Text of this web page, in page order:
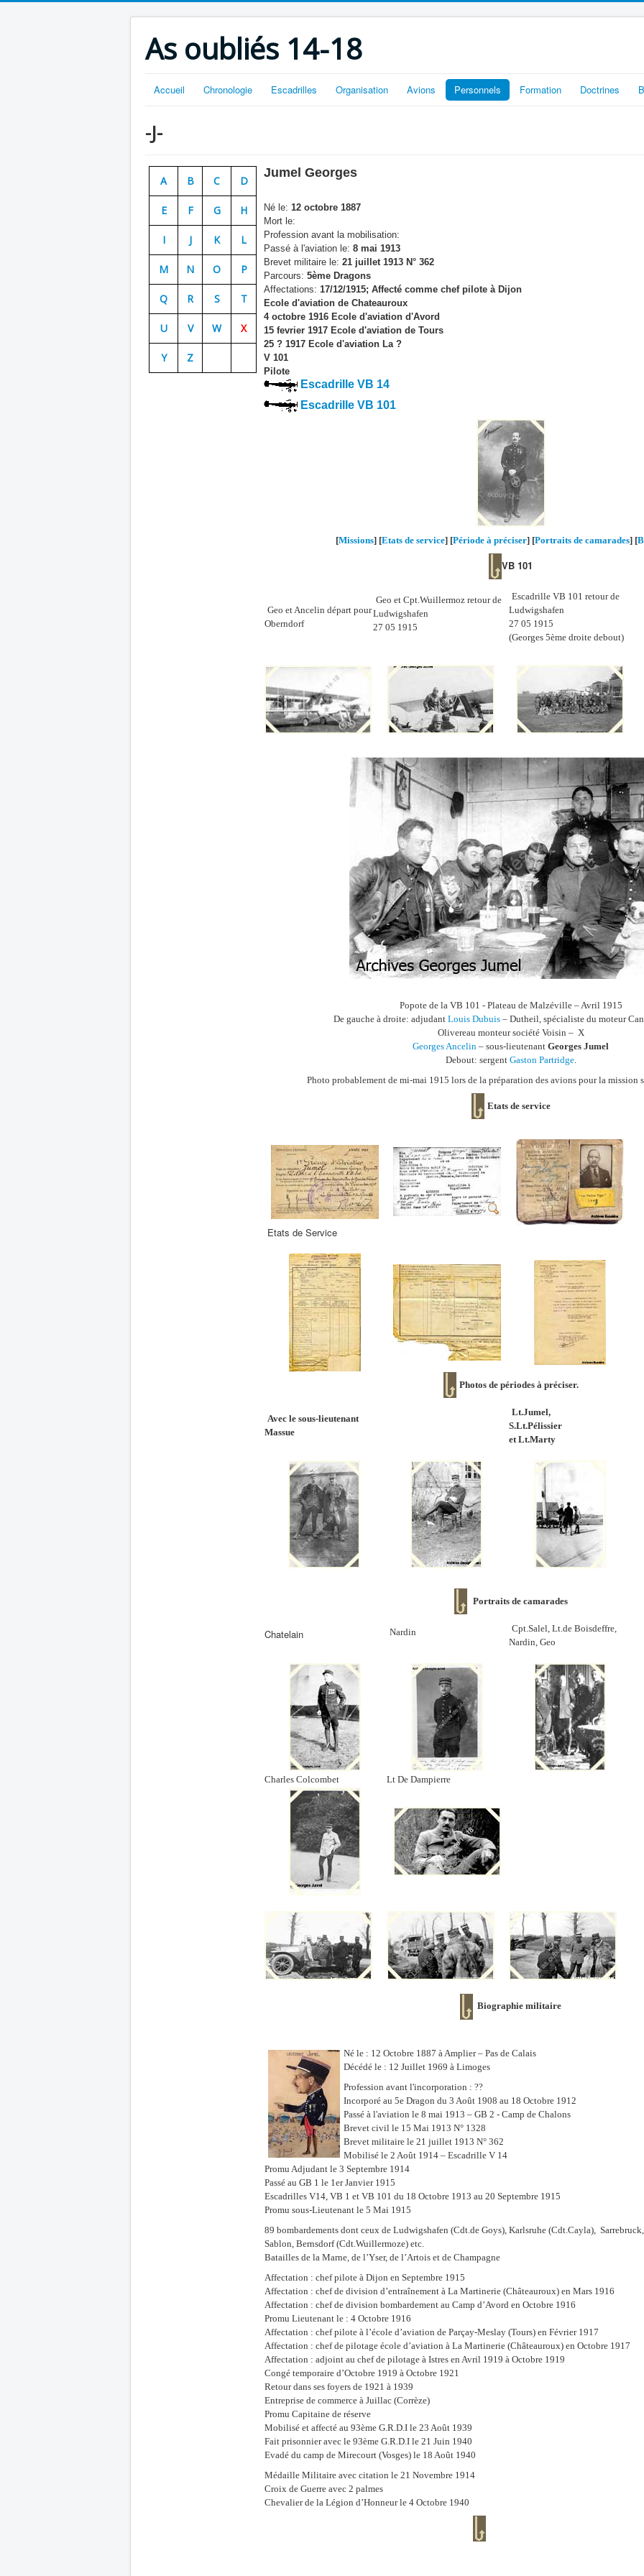
As oubliés 14-18
Accueil Chronologie Escadrilles Organisation Avions Personnels Formation Doctrines
-J-
A B C D
E F G H
I J K L
M N O P
Q R S T
U V W X
Y Z
Jumel Georges
Né le: 12 octobre 1887
Mort le:
Profession avant la mobilisation:
Passé à l'aviation le: 8 mai 1913
Brevet militaire le: 21 juillet 1913 N° 362
Parcours: 5ème Dragons
Affectations: 17/12/1915; Affecté comme chef pilote à Dijon
Ecole d'aviation de Chateauroux
4 octobre 1916 Ecole d'aviation d'Avord
15 fevrier 1917 Ecole d'aviation de Tours
25 ? 1917 Ecole d'aviation La ?
V 101
Pilote
Escadrille VB 14
Escadrille VB 101
[Missions] [Etats de service] [Période à préciser] [Portraits de camarades][
VB 101
Geo et Ancelin départ pour
Oberndorf
Geo et Cpt.Wuillermoz retour de
Ludwigshafen
27 05 1915
Escadrille VB 101 retour de
Ludwigshafen
27 05 1915
(Georges 5ème droite debout)
Popote de la VB 101 - Plateau de Malzéville – Avril 1915
De gauche à droite: adjudant Louis Dubuis – Dutheil, spécialiste du moteur
Olivereau monteur société Voisin – X
Georges Ancelin – sous-lieutenant Georges Jumel
Debout: sergent Gaston Partridge.
Photo probablement de mi-mai 1915 lors de la préparation des avions pour la mission
Etats de service
Etats de Service
Photos de périodes à préciser.
Avec le sous-lieutenant
Massue
Lt.Jumel,
S.Lt.Pélissier
et Lt.Marty
Portraits de camarades
Chatelain Nardin
Cpt.Salel, Lt.de Boisdeffre,
Nardin, Geo
Charles Colcombet Lt De Dampierre
Biographie militaire
Né le : 12 Octobre 1887 à Amplier – Pas de Calais
Décédé le : 12 Juillet 1969 à Limoges
Profession avant l'incorporation : ??
Incorporé au 5e Dragon du 3 Août 1908 au 18 Octobre 1912
Passé à l'aviation le 8 mai 1913 – GB 2 - Camp de Chalons
Brevet civil le 15 Mai 1913 N° 1328
Brevet militaire le 21 juillet 1913 N° 362
Mobilisé le 2 Août 1914 – Escadrille V 14
Promu Adjudant le 3 Septembre 1914
Passé au GB 1 le 1er Janvier 1915
Escadrilles V14, VB 1 et VB 101 du 18 Octobre 1913 au 20 Septembre 1915
Promu sous-Lieutenant le 5 Mai 1915
89 bombardements dont ceux de Ludwigshafen (Cdt.de Goys), Karlsruhe (Cdt.Cayla),
Sablon, Bernsdorf (Cdt.Wuillermoze) etc.
Batailles de la Marne, de l’Yser, de l’Artois et de Champagne
Affectation : chef pilote à Dijon en Septembre 1915
Affectation : chef de division d’entraînement à La Martinerie (Châteauroux) en Mars 1916
Affectation : chef de division bombardement au Camp d’Avord en Octobre 1916
Promu Lieutenant le : 4 Octobre 1916
Affectation : chef pilote à l’école d’aviation de Parçay-Meslay (Tours) en Février 1917
Affectation : chef de pilotage école d’aviation à La Martinerie (Châteauroux) en Octobre 1917
Affectation : adjoint au chef de pilotage à Istres en Avril 1919 à Octobre 1919
Congé temporaire d’Octobre 1919 à Octobre 1921
Retour dans ses foyers de 1921 à 1939
Entreprise de commerce à Juillac (Corrèze)
Promu Capitaine de réserve
Mobilisé et affecté au 93ème G.R.D.I le 23 Août 1939
Fait prisonnier avec le 93ème G.R.D.I le 21 Juin 1940
Evadé du camp de Mirecourt (Vosges) le 18 Août 1940
Médaille Militaire avec citation le 21 Novembre 1914
Croix de Guerre avec 2 palmes
Chevalier de la Légion d’Honneur le 4 Octobre 1940